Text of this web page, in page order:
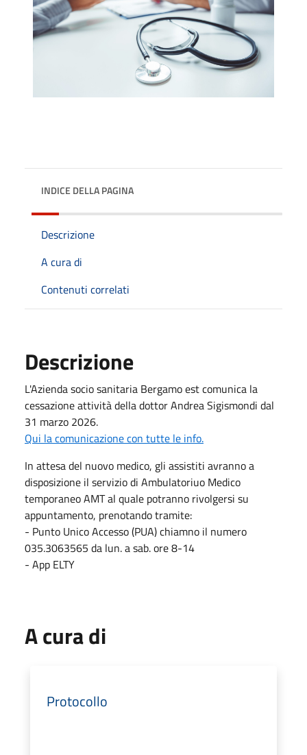
INDICE DELLA PAGINA
Descrizione
A cura di
Contenuti correlati
Descrizione
L'Azienda socio sanitaria Bergamo est comunica la
cessazione attività della dottor Andrea Sigismondi dal
31 marzo 2026.
Qui la comunicazione con tutte le info.
In attesa del nuovo medico, gli assistiti avranno a
disposizione il servizio di Ambulatoriuo Medico
temporaneo AMT al quale potranno rivolgersi su
appuntamento, prenotando tramite:
- Punto Unico Accesso (PUA) chiamno il numero
035.3063565 da lun. a sab. ore 8-14
- App ELTY
A cura di
Protocollo